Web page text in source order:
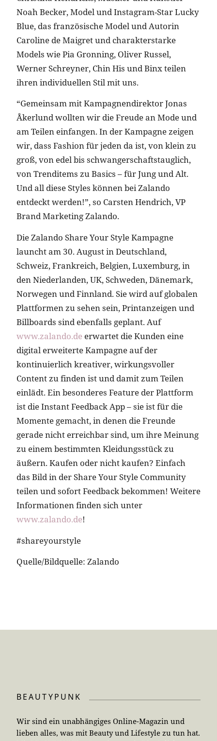
Noah Becker, Model und Instagram-Star Lucky
Blue, das französische Model und Autorin
Caroline de Maigret und charakterstarke
Models wie Pia Gronning, Oliver Russel,
Werner Schreyner, Chin His und Binx teilen
ihren individuellen Stil mit uns.
“Gemeinsam mit Kampagnendirektor Jonas
Åkerlund wollten wir die Freude an Mode und
am Teilen einfangen. In der Kampagne zeigen
wir, dass Fashion für jeden da ist, von klein zu
groß, von edel bis schwangerschaftstauglich,
von Trenditems zu Basics – für Jung und Alt.
Und all diese Styles können bei Zalando
entdeckt werden!”, so Carsten Hendrich, VP
Brand Marketing Zalando.
Die Zalando Share Your Style Kampagne
launcht am 30. August in Deutschland,
Schweiz, Frankreich, Belgien, Luxemburg, in
den Niederlanden, UK, Schweden, Dänemark,
Norwegen und Finnland. Sie wird auf globalen
Plattformen zu sehen sein, Printanzeigen und
Billboards sind ebenfalls geplant. Auf
www.zalando.de erwartet die Kunden eine
digital erweiterte Kampagne auf der
kontinuierlich kreativer, wirkungsvoller
Content zu finden ist und damit zum Teilen
einlädt. Ein besonderes Feature der Plattform
ist die Instant Feedback App – sie ist für die
Momente gemacht, in denen die Freunde
gerade nicht erreichbar sind, um ihre Meinung
zu einem bestimmten Kleidungsstück zu
äußern. Kaufen oder nicht kaufen? Einfach
das Bild in der Share Your Style Community
teilen und sofort Feedback bekommen! Weitere
Informationen finden sich unter
www.zalando.de!
#shareyourstyle
Quelle/Bildquelle: Zalando
BEAUTYPUNK
Wir sind ein unabhängiges Online-Magazin und
lieben alles, was mit Beauty und Lifestyle zu tun hat.